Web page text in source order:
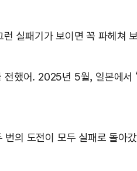
실패기가 보이면 꼭 파헤쳐
했어. 2025년 5월, 일본에서
의 도전이 모두 실패로 돌아